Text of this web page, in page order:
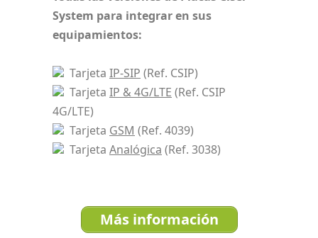
System para integrar en sus
equipamientos:
Tarjeta IP-SIP (Ref. CSIP)
Tarjeta IP & 4G/LTE (Ref. CSIP
4G/LTE)
Tarjeta GSM (Ref. 4039)
Tarjeta Analógica (Ref. 3038)
Más información